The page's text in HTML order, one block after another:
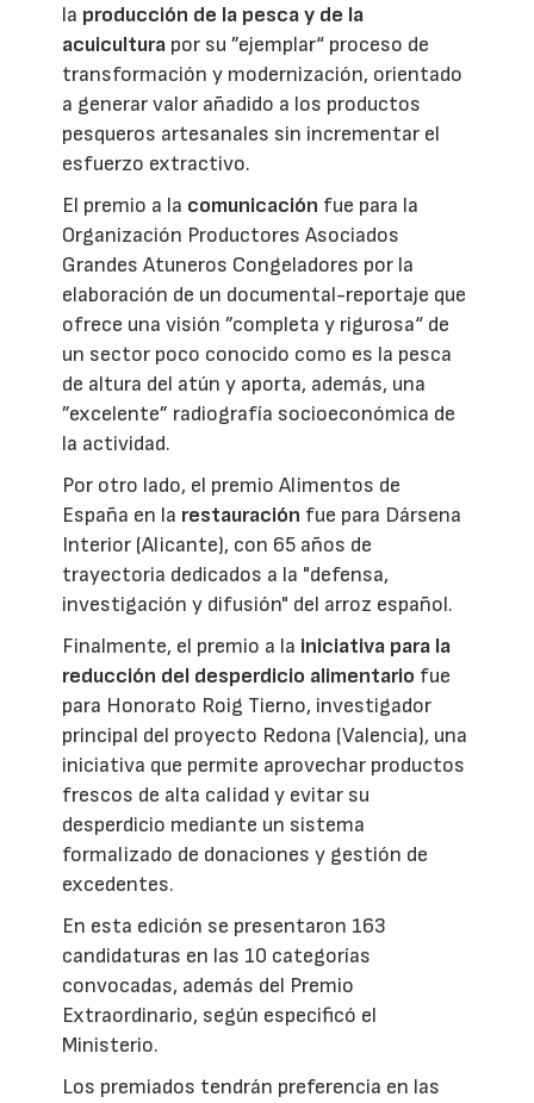
la producción de la pesca y de la
acuicultura por su ”ejemplar“ proceso de
transformación y modernización, orientado
a generar valor añadido a los productos
pesqueros artesanales sin incrementar el
esfuerzo extractivo.
El premio a la comunicación fue para la
Organización Productores Asociados
Grandes Atuneros Congeladores por la
elaboración de un documental-reportaje que
ofrece una visión ”completa y rigurosa“ de
un sector poco conocido como es la pesca
de altura del atún y aporta, además, una
”excelente” radiografía socioeconómica de
la actividad.
Por otro lado, el premio Alimentos de
España en la restauración fue para Dársena
Interior (Alicante), con 65 años de
trayectoria dedicados a la "defensa,
investigación y difusión" del arroz español.
Finalmente, el premio a la iniciativa para la
reducción del desperdicio alimentario fue
para Honorato Roig Tierno, investigador
principal del proyecto Redona (Valencia), una
iniciativa que permite aprovechar productos
frescos de alta calidad y evitar su
desperdicio mediante un sistema
formalizado de donaciones y gestión de
excedentes.
En esta edición se presentaron 163
candidaturas en las 10 categorías
convocadas, además del Premio
Extraordinario, según especificó el
Ministerio.
Los premiados tendrán preferencia en las